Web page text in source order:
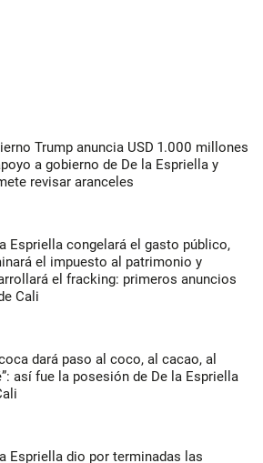
Trump anuncia USD 1.000 millones
a gobierno de De la Espriella y
revisar aranceles
Espriella congelará el gasto público,
el impuesto al patrimonio y
el fracking: primeros anuncios
Cali
dará paso al coco, al cacao, al
así fue la posesión de De la Espriella
Espriella dio por terminadas las